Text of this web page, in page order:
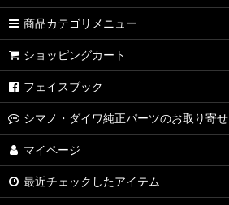
商品カテゴリメニュー
ショッピングカート
フェイスブック
シマノ・ダイワ純正パーツのお取り寄せ
マイページ
最近チェックしたアイテム